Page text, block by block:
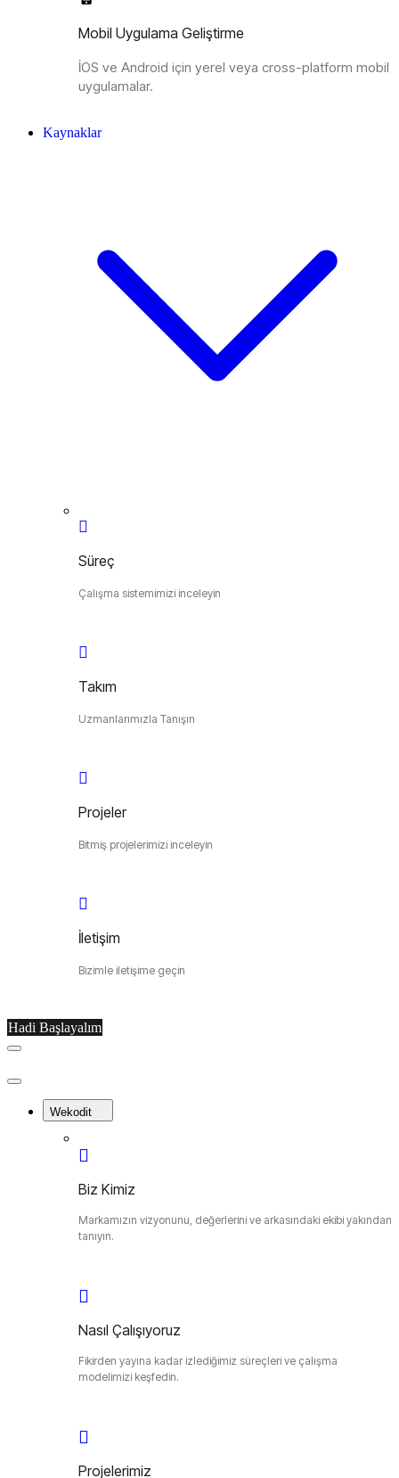
Mobil Uygulama Geliştirme
İOS ve Android için yerel veya cross-platform mobil
uygulamalar.
Kaynaklar
Süreç
Çalışma sistemimizi inceleyin
Takım
Uzmanlarımızla Tanışın
Projeler
Bitmiş projelerimizi inceleyin
İletişim
Bizimle iletişime geçin
Hadi Başlayalım
Menu
Close
Wekodit
Biz Kimiz
Markamızın vizyonunu, değerlerini ve arkasındaki ekibi yakından
tanıyın.
Nasıl Çalışıyoruz
Fikirden yayına kadar izlediğimiz süreçleri ve çalışma
modelimizi keşfedin.
Projelerimiz